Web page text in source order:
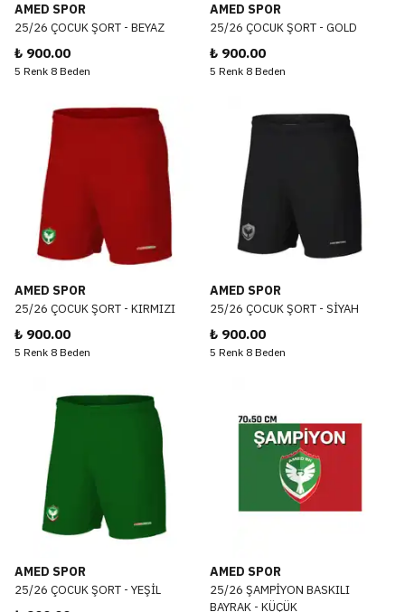
AMED SPOR
25/26 ÇOCUK ŞORT - BEYAZ
₺ 900.00
5 Renk 8 Beden
AMED SPOR
25/26 ÇOCUK ŞORT - GOLD
₺ 900.00
5 Renk 8 Beden
AMED SPOR
25/26 ÇOCUK ŞORT - KIRMIZI
₺ 900.00
5 Renk 8 Beden
AMED SPOR
25/26 ÇOCUK ŞORT - SİYAH
₺ 900.00
5 Renk 8 Beden
AMED SPOR
25/26 ÇOCUK ŞORT - YEŞİL
AMED SPOR
25/26 ŞAMPİYON BASKILI
BAYRAK - KÜÇÜK